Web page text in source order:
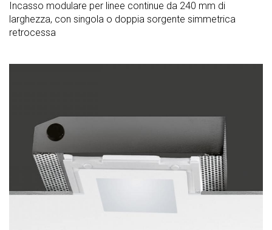
Incasso modulare per linee continue da 240 mm di
larghezza, con singola o doppia sorgente simmetrica
retrocessa